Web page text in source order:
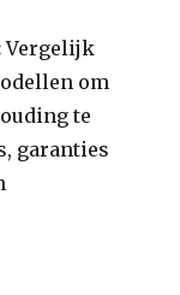
Vergelijk
om
te
garanties